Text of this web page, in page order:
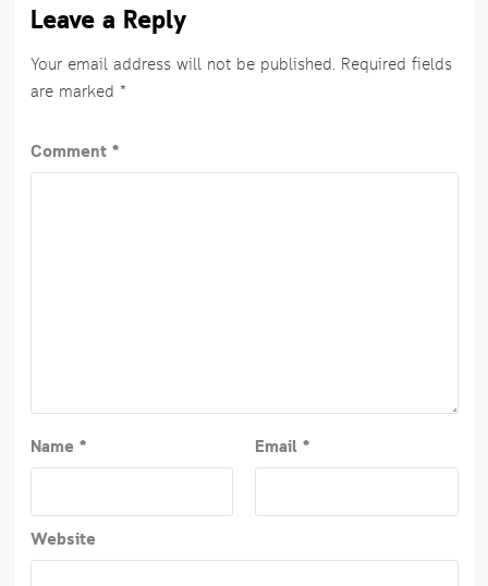
Leave a Reply
Your email address will not be published. Required fields
are marked *
Comment *
Name * Email *
Website